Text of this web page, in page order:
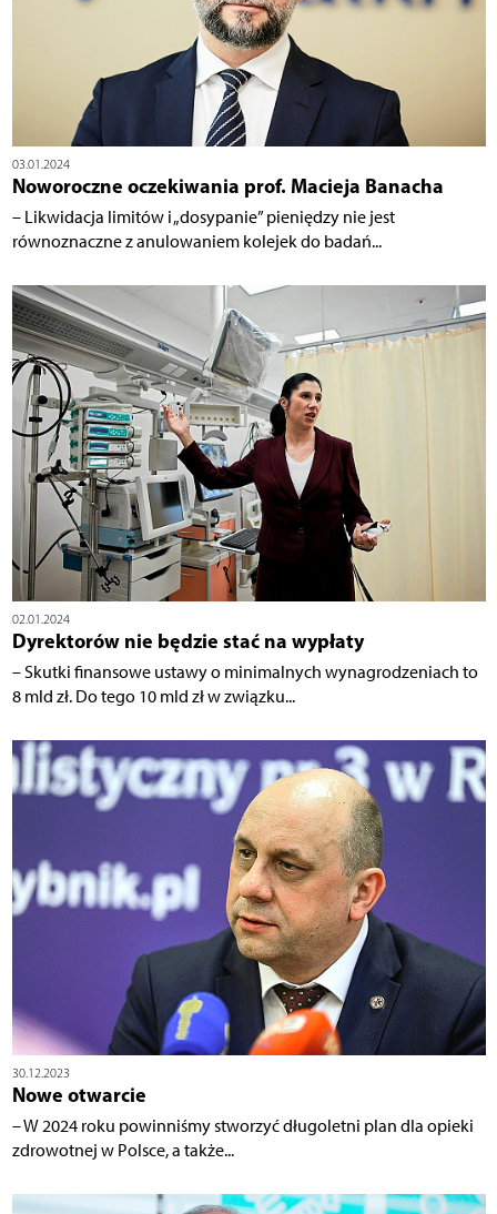
03.01.2024
Noworoczne oczekiwania prof. Macieja Banacha
– Likwidacja limitów i „dosypanie” pieniędzy nie jest
równoznaczne z anulowaniem kolejek do badań...
02.01.2024
Dyrektorów nie będzie stać na wypłaty
– Skutki finansowe ustawy o minimalnych wynagrodzeniach to
8 mld zł. Do tego 10 mld zł w związku...
30.12.2023
Nowe otwarcie
– W 2024 roku powinniśmy stworzyć długoletni plan dla opieki
zdrowotnej w Polsce, a także...